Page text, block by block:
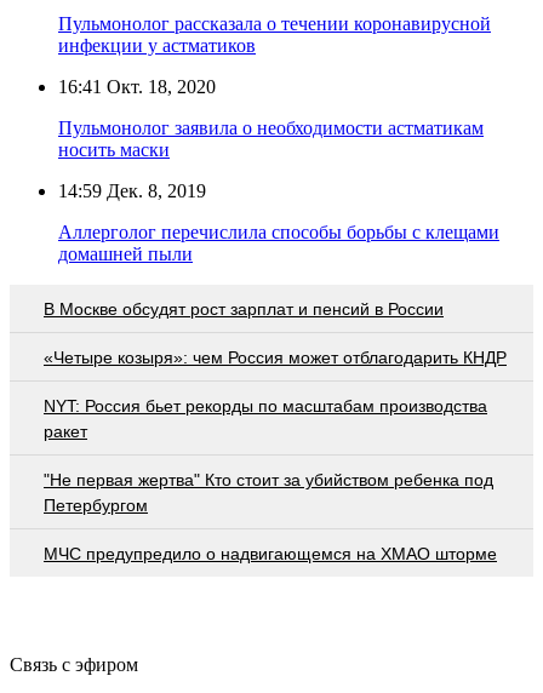
Пульмонолог рассказала о течении коронавирусной
инфекции у астматиков
16:41 Окт. 18, 2020
Пульмонолог заявила о необходимости астматикам
носить маски
14:59 Дек. 8, 2019
Аллерголог перечислила способы борьбы с клещами
домашней пыли
В Москве обсудят рост зарплат и пенсий в России
«Четыре козыря»: чем Россия может отблагодарить КНДР
NYT: Россия бьет рекорды по масштабам производства
ракет
"Не первая жертва" Кто стоит за убийством ребенка под
Петербургом
МЧС предупредило о надвигающемся на ХМАО шторме
Связь с эфиром